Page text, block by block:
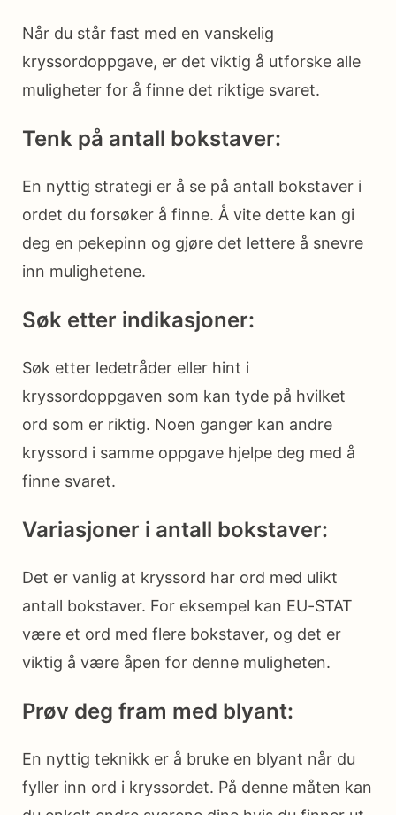
Når du står fast med en vanskelig
kryssordoppgave, er det viktig å utforske alle
muligheter for å finne det riktige svaret.
Tenk på antall bokstaver:
En nyttig strategi er å se på antall bokstaver i
ordet du forsøker å finne. Å vite dette kan gi
deg en pekepinn og gjøre det lettere å snevre
inn mulighetene.
Søk etter indikasjoner:
Søk etter ledetråder eller hint i
kryssordoppgaven som kan tyde på hvilket
ord som er riktig. Noen ganger kan andre
kryssord i samme oppgave hjelpe deg med å
finne svaret.
Variasjoner i antall bokstaver:
Det er vanlig at kryssord har ord med ulikt
antall bokstaver. For eksempel kan EU-STAT
være et ord med flere bokstaver, og det er
viktig å være åpen for denne muligheten.
Prøv deg fram med blyant:
En nyttig teknikk er å bruke en blyant når du
fyller inn ord i kryssordet. På denne måten kan